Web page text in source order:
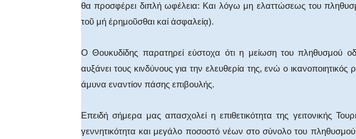
θα προσφέρει διπλή ωφέλεια: Και λόγω μη ελαττώσεως του
τοῦ μή ἐρημοῦσθαι καί ἀσφαλείᾳ).
Ο Θουκυδίδης παρατηρεί εύστοχα ότι η μείωση του πληθυσμού
αυξάνει τους κινδύνους για την ελευθερία της, ενώ ο ικανοποιητικός
άμυνα εναντίον πάσης επιβουλής.
Επειδή σήμερα μας απασχολεί η επιθετικότητα της γειτονικής
γεννητικότητα και μεγάλο ποσοστό νέων στο σύνολο του